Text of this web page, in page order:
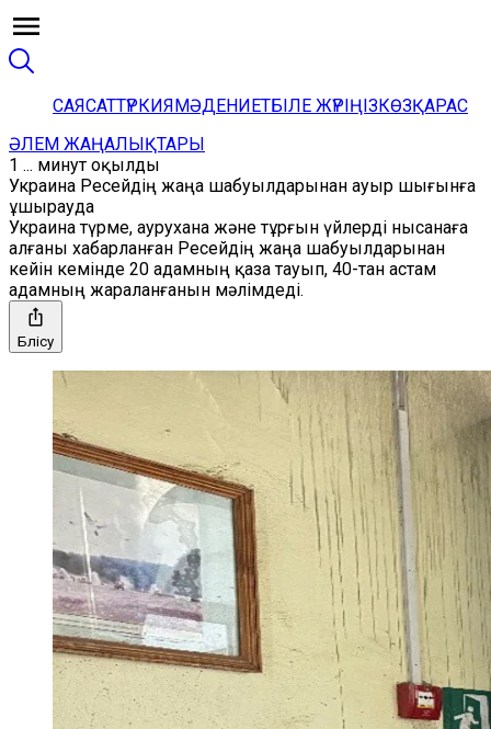
САЯСАТТҮРКИЯМӘДЕНИЕТБІЛЕ ЖҮРІҢІЗКӨЗҚАРАС
ӘЛЕМ ЖАҢАЛЫҚТАРЫ
1 ... минут оқылды
Украина Ресейдің жаңа шабуылдарынан ауыр шығынға
ұшырауда
Украина түрме, аурухана және тұрғын үйлерді нысанаға
алғаны хабарланған Ресейдің жаңа шабуылдарынан
кейін кемінде 20 адамның қаза тауып, 40-тан астам
адамның жараланғанын мәлімдеді.
Бөлісу